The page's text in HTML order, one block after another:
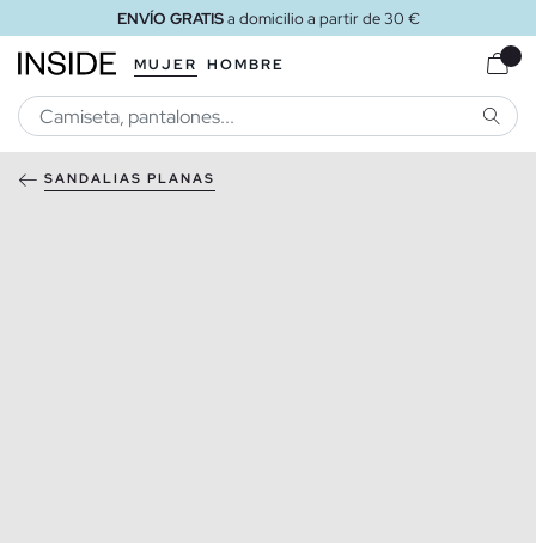
ENVÍO GRATISa domicilio a partir de 30 €
MUJER HOMBRE
SANDALIAS PLANAS